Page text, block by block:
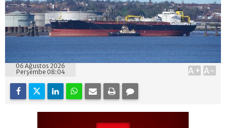
06 Ağustos 2026
Perşembe 08:04
A+ A-